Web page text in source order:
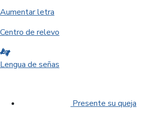
Aumentar letra
Centro de relevo
Lengua de señas
Presente su queja